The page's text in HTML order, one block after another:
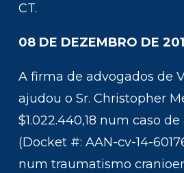
CT.
08 DE DEZEMBRO DE
A firma de advogados de
ajudou o Sr. Christopher
$1.022.440,18 num caso
(Docket #: AAN-cv-14-
num traumatismo